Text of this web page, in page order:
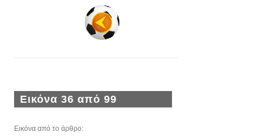
Εικόνα 36 από 99
Εικόνα από το άρθρο: